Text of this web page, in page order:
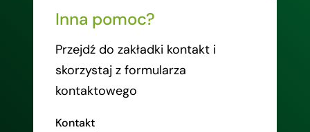
Inna pomoc?
Przejdź do zakładki kontakt i
skorzystaj z formularza
kontaktowego
Kontakt